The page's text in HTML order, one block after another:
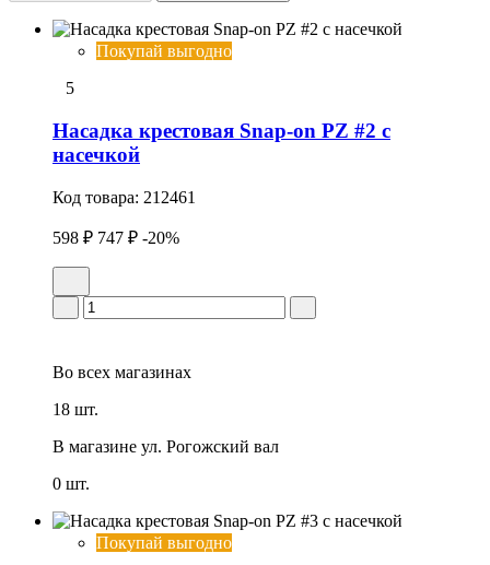
Покупай выгодно
5
Насадка крестовая Snap-on PZ #2 с
насечкой
Код товара: 212461
598 ₽ 747 ₽ -20%
Во всех магазинах
18 шт.
В магазине ул. Рогожский вал
0 шт.
Покупай выгодно